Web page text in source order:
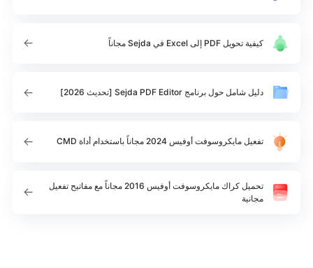
كيفية تحويل PDF إلى Excel في Sejda مجاناً
دليل شامل حول برنامج Sejda PDF Editor [تحديث 2026]
تفعيل مايكروسوفت أوفيس 2024 مجاناً باستخدام أداة CMD
تحميل كراك مايكروسوفت أوفيس 2016 مجاناً مع مفاتيح تفعيل
مجانية